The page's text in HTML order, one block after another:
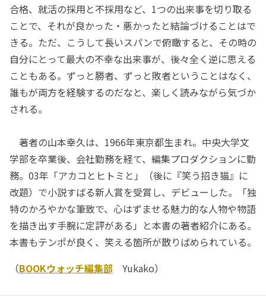
合格、就活の採用と不採用など、1つの出来事を切り取る
ことで、それが良かった・悪かったと結論づけることはで
きる。ただ、こうして長いスパンで俯瞰すると、その時の
自分にとって最大の不幸な出来事が、後々全く逆に思える
こともある。ずっと勝者、ずっと敗者ということはなく、
誰もが両方を経験するのだなと、楽しく読みながら気づか
される。
著者の山本幸久は、1966年東京都生まれ。中央大学文
学部を卒業後、会社勤務を経て、編集プロダクションに勤
務。03年「アカコとヒトミと」（後に『笑う招き猫』に
改題）で小説すばる新人賞を受賞し、デビューした。「独
特のかろやかな筆致で、心はずませる魅力的な人物や物語
を描き出す手腕に定評がある」と本書の著者紹介にある。
本書もテンポが良く、笑える箇所が散りばめられている。
（BOOKウォッチ編集部 Yukako）